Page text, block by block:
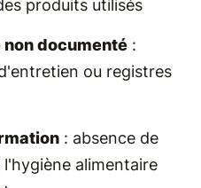
produits utilisés
documenté :
ou registres
: absence de
alimentaire